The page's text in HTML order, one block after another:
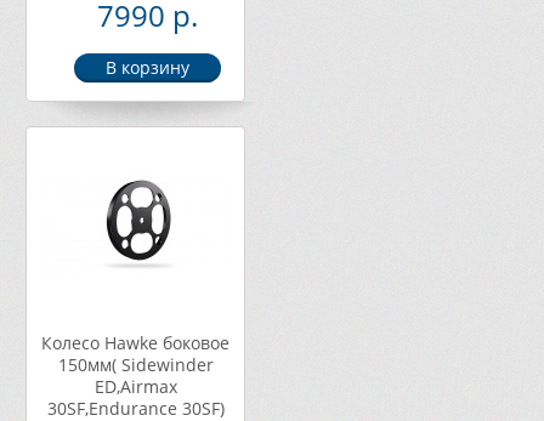
7990 р.
Колесо Hawke боковое
150мм( Sidewinder
ED,Airmax
30SF,Endurance 30SF)